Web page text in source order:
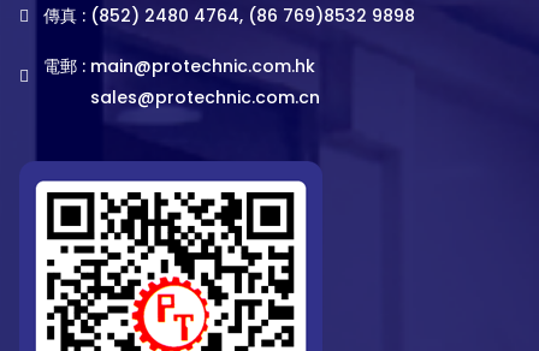
傳真 : (852) 2480 4764, (86 769)8532 9898
電郵 : main@protechnic.com.hk
sales@protechnic.com.cn